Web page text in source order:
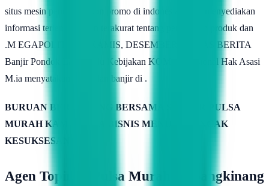
situs mesin pencari diskon promo di indonesia. kami menyediakan
informasi terlengkap dan terakurat tentang penawaran produk dan
.M EGAPOLITAN. . KAMIS, DESEMBER LINTAS BERITA
Banjir Pondok Labu Perlu Kebijakan KOMISI Nasional Hak Asasi
M.ia menyatakan persoalan banjir di .
BURUAN BERGABUNG BERSAMA SERVER PULSA
MURAH KAMIMITRA BISNIS MENUJU PUNCAK
KESUKSESAN
Agen Topindo Pulsa Murah Di Bangkinang